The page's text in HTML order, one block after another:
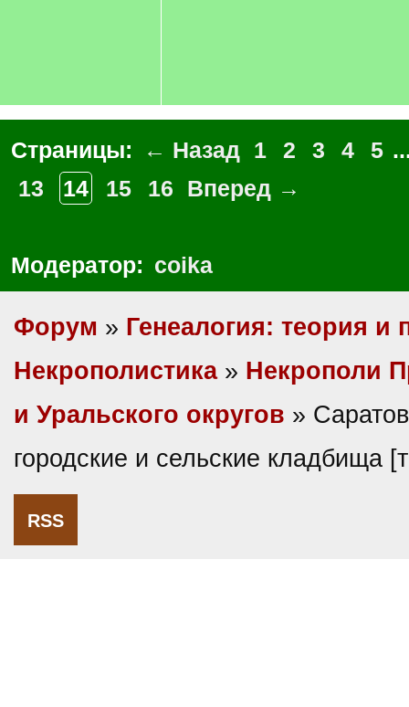
Страницы: ← Назад 1 2 3 4 5
13
14 15 16 Вперед →
Модератор: coika
Форум » Генеалогия: теория и
Некрополистика» Некрополи
и Уральского округов »
городские и сельские кладбища
RSS